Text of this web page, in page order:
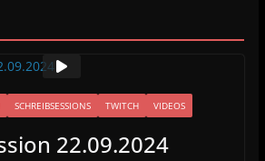
SCHREIBSESSIONS TWITCH VIDEOS
22.09.2024